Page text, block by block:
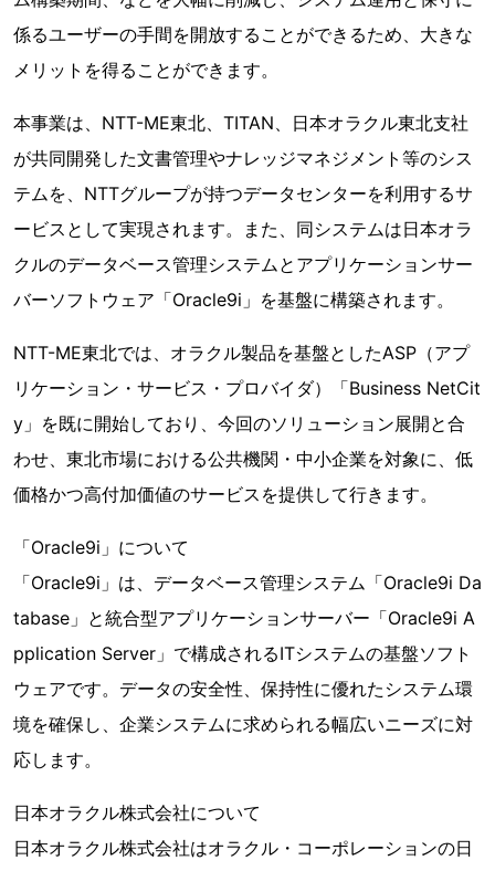
係るユーザーの手間を開放することができるため、大きな
メリットを得ることができます。
本事業は、NTT-ME東北、TITAN、日本オラクル東北支社
が共同開発した文書管理やナレッジマネジメント等のシス
テムを、NTTグループが持つデータセンターを利用するサ
ービスとして実現されます。また、同システムは日本オラ
クルのデータベース管理システムとアプリケーションサー
バーソフトウェア「Oracle9i」を基盤に構築されます。
NTT-ME東北では、オラクル製品を基盤としたASP（アプ
リケーション・サービス・プロバイダ）「Business NetCit
y」を既に開始しており、今回のソリューション展開と合
わせ、東北市場における公共機関・中小企業を対象に、低
価格かつ高付加価値のサービスを提供して行きます。
「Oracle9i」について
「Oracle9i」は、データベース管理システム「Oracle9i Da
tabase」と統合型アプリケーションサーバー「Oracle9i A
pplication Server」で構成されるITシステムの基盤ソフト
ウェアです。データの安全性、保持性に優れたシステム環
境を確保し、企業システムに求められる幅広いニーズに対
応します。
日本オラクル株式会社について
日本オラクル株式会社はオラクル・コーポレーションの日